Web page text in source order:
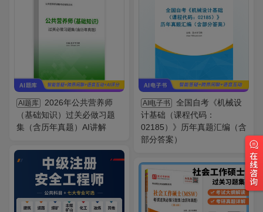
AI题库
2026年公共营养师
（基础知识）过关必做习题
集（含历年真题）AI讲解
AI电子书
全国自考《机械设
计基础（课程代码：
02185）》历年真题汇编（含
部分答案）